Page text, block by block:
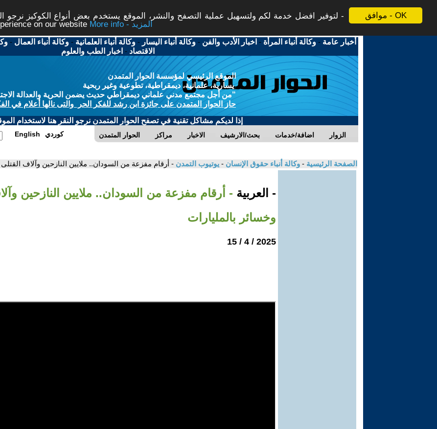
موافق - OK
لتوفير افضل خدمة لكم ولتسهيل عملية التصفح والنشر، الموقع يستخدم بعض أنواع الكوكيز نرجو
on our website
More info - المزيد
أخبار عامة -وكالة أنباء المرأة - اخبار الأدب والفن -وكالة أنباء اليسار -وكالة أنباء العلمانية -وكالة أنباء العمال -
الاقتصاد - اخبار الطب والعلوم
الموقع الرئيسي لمؤسسة الحوار المتمدن
يسارية، علمانية، ديمقراطية، تطوعية وغير ربحية
"من أجل مجتمع مدني علماني ديمقراطي حديث يضمن الحرية والعدالة
حاز الحوار المتمدن على جائزة ابن رشد للفكر الحر والتى نالها أعلام في
إذا لديكم مشاكل تقنية في تصفح الحوار المتمدن نرجو النقر هنا لاستخدام
الحوار المتمدن مراكز الاخبار بحث/الارشيف اضافة/خدمات الزوار English كوردي
الصفحة الرئيسية - وكالة أنباء حقوق الإنسان - يوتيوب التمدن - أرقام مفزعة من السودان.. ملايين النازحين وآلاف القتلى
- العربية - أرقام مفزعة من السودان.. ملايين النازحين
وخسائر بالمليارات
2025 / 4 / 15